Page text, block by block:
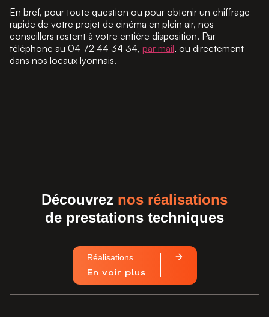
En bref, pour toute question ou pour obtenir un chiffrage
rapide de votre projet de cinéma en plein air, nos
conseillers restent à votre entière disposition. Par
téléphone au 04 72 44 34 34, par mail, ou directement
dans nos locaux lyonnais.
Découvrez nos réalisations
de prestations techniques
Réalisations
En voir plus